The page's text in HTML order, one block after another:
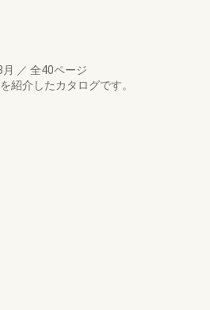
／ 全40ページ
紹介したカタログです。